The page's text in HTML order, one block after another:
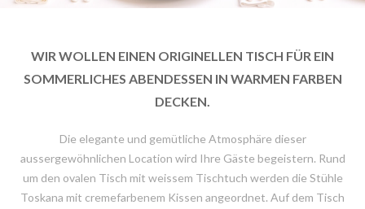
WIR WOLLEN EINEN ORIGINELLEN TISCH FÜR EIN
SOMMERLICHES ABENDESSEN IN WARMEN FARBEN
DECKEN.
Die elegante und gemütliche Atmosphäre dieser
aussergewöhnlichen Location wird Ihre Gäste begeistern. Rund
um den ovalen Tisch mit weissem Tischtuch werden die Stühle
Toskana mit cremefarbenem Kissen angeordnet. Auf dem Tisch